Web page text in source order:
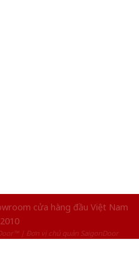
cửa hàng đầu Việt Nam
| Đơn vị chủ quản SaigonDoor